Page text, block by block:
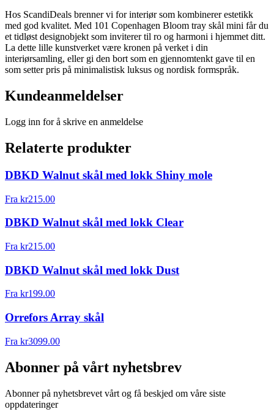
Hos ScandiDeals brenner vi for interiør som kombinerer estetikk
med god kvalitet. Med 101 Copenhagen Bloom tray skål mini får du
et tidløst designobjekt som inviterer til ro og harmoni i hjemmet ditt.
La dette lille kunstverket være kronen på verket i din
interiørsamling, eller gi den bort som en gjennomtenkt gave til en
som setter pris på minimalistisk luksus og nordisk formspråk.
Kundeanmeldelser
Logg inn for å skrive en anmeldelse
Relaterte produkter
DBKD Walnut skål med lokk Shiny mole
Fra kr215.00
DBKD Walnut skål med lokk Clear
Fra kr215.00
DBKD Walnut skål med lokk Dust
Fra kr199.00
Orrefors Array skål
Fra kr3099.00
Abonner på vårt nyhetsbrev
Abonner på nyhetsbrevet vårt og få beskjed om våre siste
oppdateringer